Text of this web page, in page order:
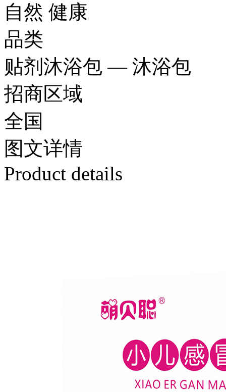
自然 健康
品类
贴剂沐浴包 — 沐浴包
招商区域
全国
图文详情
Product details